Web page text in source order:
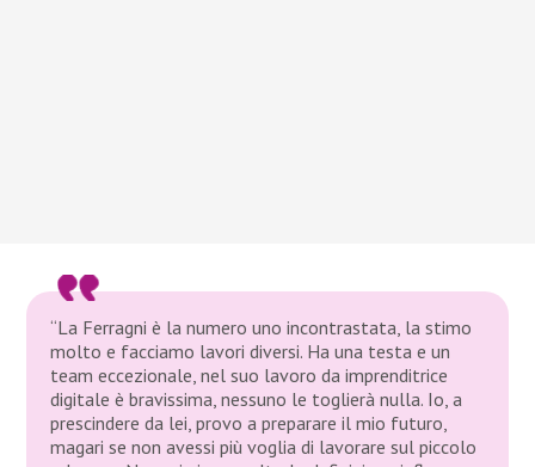
“La Ferragni è la numero uno incontrastata, la stimo
molto e facciamo lavori diversi. Ha una testa e un
team eccezionale, nel suo lavoro da imprenditrice
digitale è bravissima, nessuno le toglierà nulla. Io, a
prescindere da lei, provo a preparare il mio futuro,
magari se non avessi più voglia di lavorare sul piccolo